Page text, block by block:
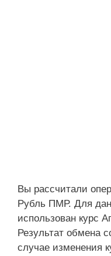
Вы рассчитали
Рубль ПМР. Для
использован курс
Результат обмена
случае изменения